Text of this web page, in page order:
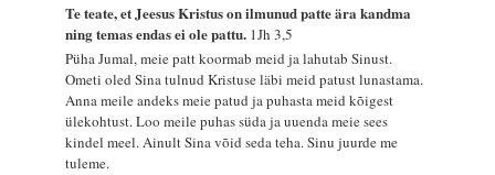
Te teate, et Jeesus Kristus on ilmunud patte ära kandma
ning temas endas ei ole pattu. 1Jh 3,5
Püha Jumal, meie patt koormab meid ja lahutab Sinust.
Ometi oled Sina tulnud Kristuse läbi meid patust lunastama.
Anna meile andeks meie patud ja puhasta meid kõigest
ülekohtust. Loo meile puhas süda ja uuenda meie sees
kindel meel. Ainult Sina võid seda teha. Sinu juurde me
tuleme.